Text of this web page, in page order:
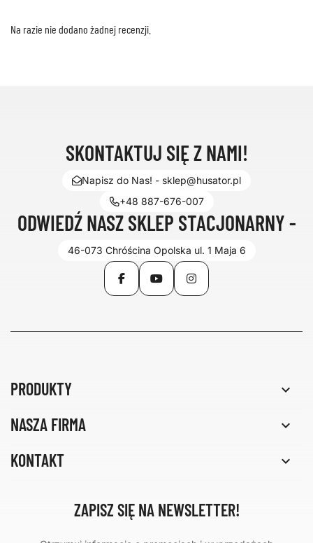
Na razie nie dodano żadnej recenzji.
SKONTAKTUJ SIĘ Z NAMI!
Napisz do Nas! - sklep@husator.pl
+48 887-676-007
ODWIEDŹ NASZ SKLEP STACJONARNY -
46-073 Chróścina Opolska ul. 1 Maja 6
FacebookYouTubeInstagram
PRODUKTY 
NASZA FIRMA 
KONTAKT 
ZAPISZ SIĘ NA NEWSLETTER!